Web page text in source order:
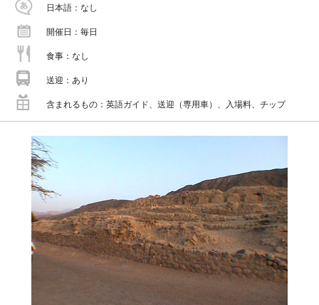
日本語 なし
開催日 毎日
食事 なし
送迎 あり
含まれるもの 英語ガイド、送迎（専用車）、入場料、チップ